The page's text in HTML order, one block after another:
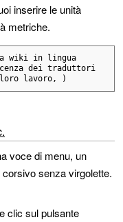
inserire le unità
metriche.
wiki in lingua
dei traduttori
lavoro, )
voce di menu, un
senza virgolette.
clic sul pulsante